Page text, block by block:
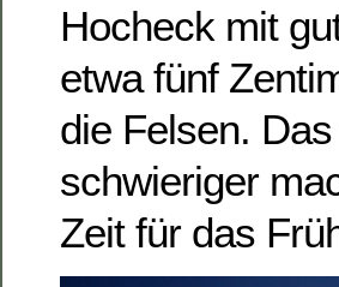
Hocheck mit
etwa fünf
die Felsen.
schwieriger
Zeit für das